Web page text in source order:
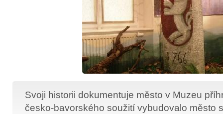
Svoji historii dokumentuje město v Muzeu
česko-bavorského soužití vybudovalo město